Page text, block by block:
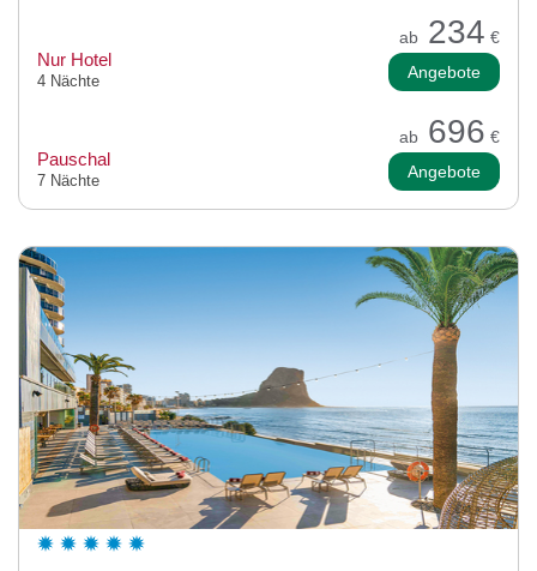
ab 234 €
Nur Hotel
4 Nächte Angebote
ab 696 €
Pauschal
7 Nächte Angebote